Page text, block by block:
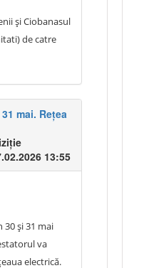
ce tipuri de
ce gen de
(de
și Ciobanasul
de catre
mai. Rețea
13:55
și 31 mai
va
electrică.